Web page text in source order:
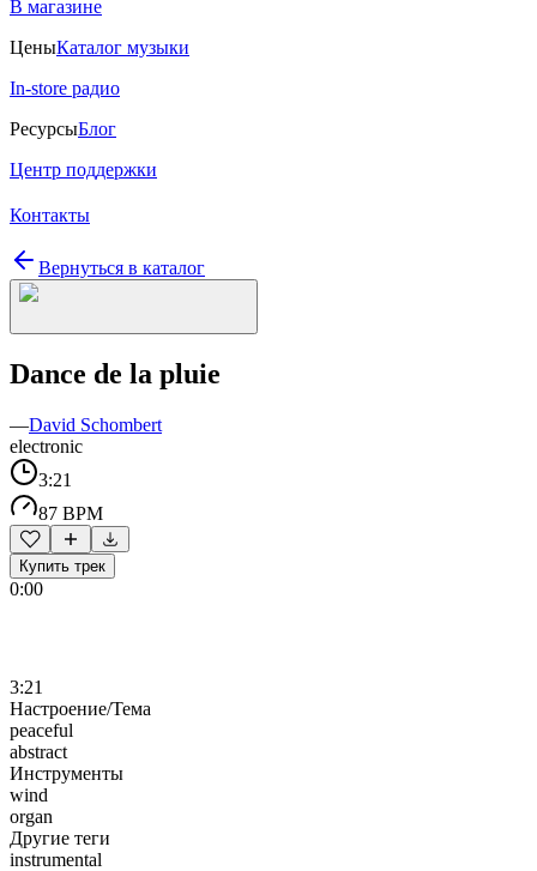
В магазине
ЦеныКаталог музыки
In-store радио
РесурсыБлог
Центр поддержки
Контакты
Вернуться в каталог
Dance de la pluie
—David Schombert
electronic
3:21
87 BPM
Купить трек
0:00
3:21
Настроение/Тема
peaceful
abstract
Инструменты
wind
organ
Другие теги
instrumental